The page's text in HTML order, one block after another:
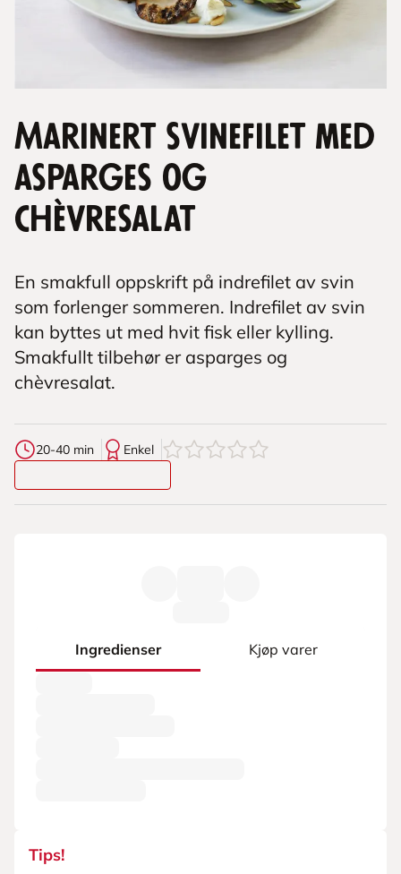
Marinert svinefilet med
asparges og
chèvresalat
En smakfull oppskrift på indrefilet av svin
som forlenger sommeren. Indrefilet av svin
kan byttes ut med hvit fisk eller kylling.
Smakfullt tilbehør er asparges og
chèvresalat.
20-40 min Enkel 0av5stjerner
Ingredienser Kjøp varer
Tips!